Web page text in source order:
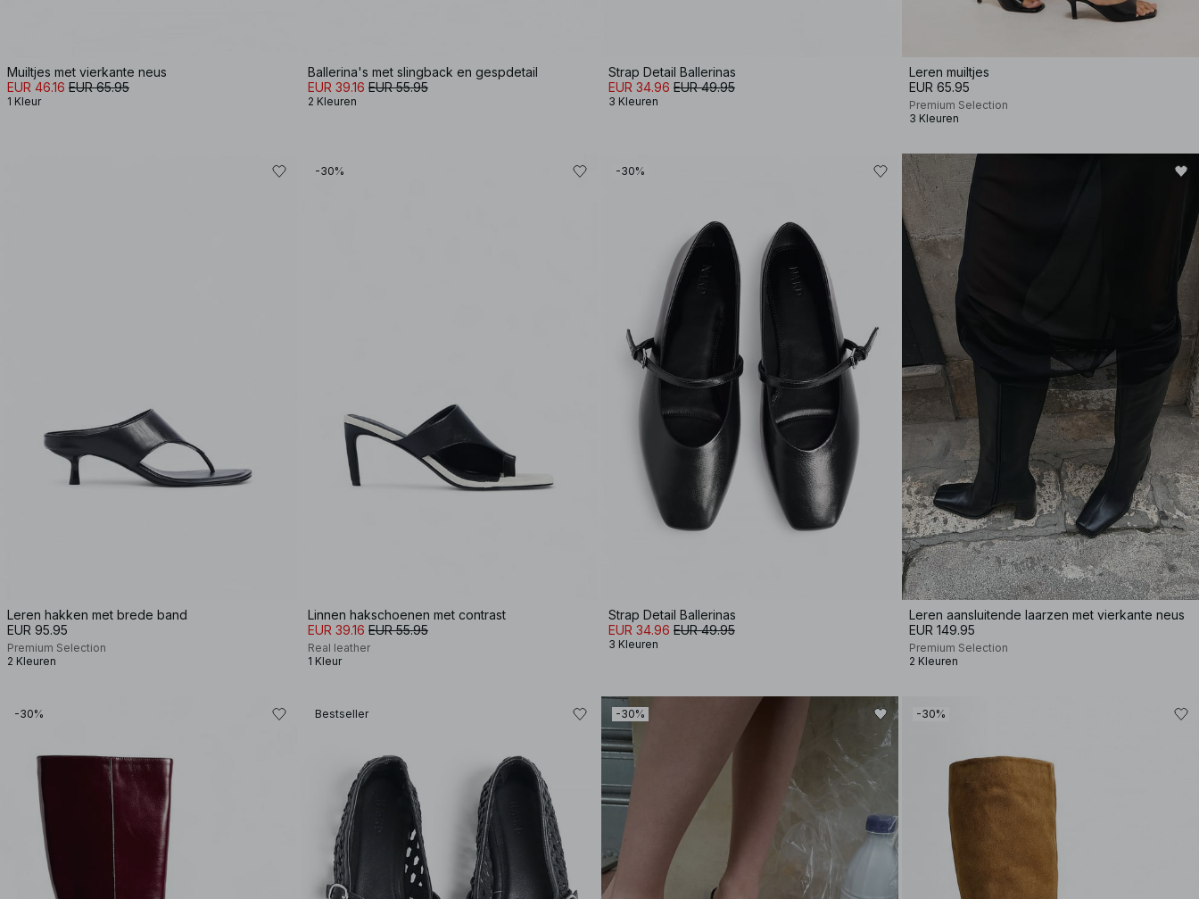
Muiltjes met vierkante neus
EUR 46.16 EUR 65.95
1 Kleur
Ballerina's met slingback en gespdetail
EUR 39.16 EUR 55.95
2 Kleuren
Strap Detail Ballerinas
EUR 34.96 EUR 49.95
3 Kleuren
Leren muiltjes
EUR 65.95
Premium Selection
3 Kleuren
Leren hakken met brede band
EUR 95.95
Premium Selection
2 Kleuren
-30%
Linnen hakschoenen met contrast
EUR 39.16 EUR 55.95
Real leather
1 Kleur
-30%
Strap Detail Ballerinas
EUR 34.96 EUR 49.95
3 Kleuren
Leren aansluitende laarzen met vierkante neus
EUR 149.95
Premium Selection
2 Kleuren
-30% Bestseller -30% -30%